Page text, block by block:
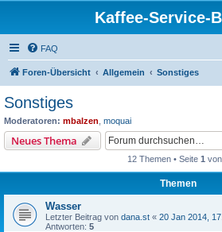
Kaffee-Service-
FAQ
Foren-Übersicht Allgemein Sonstiges
Sonstiges
Moderatoren: mbalzen moquai
Neues Thema
12 Themen • Seite 1 von
Themen
Wasser
Letzter Beitrag von dana.st « 20 Jan 2014,
Antworten: 5